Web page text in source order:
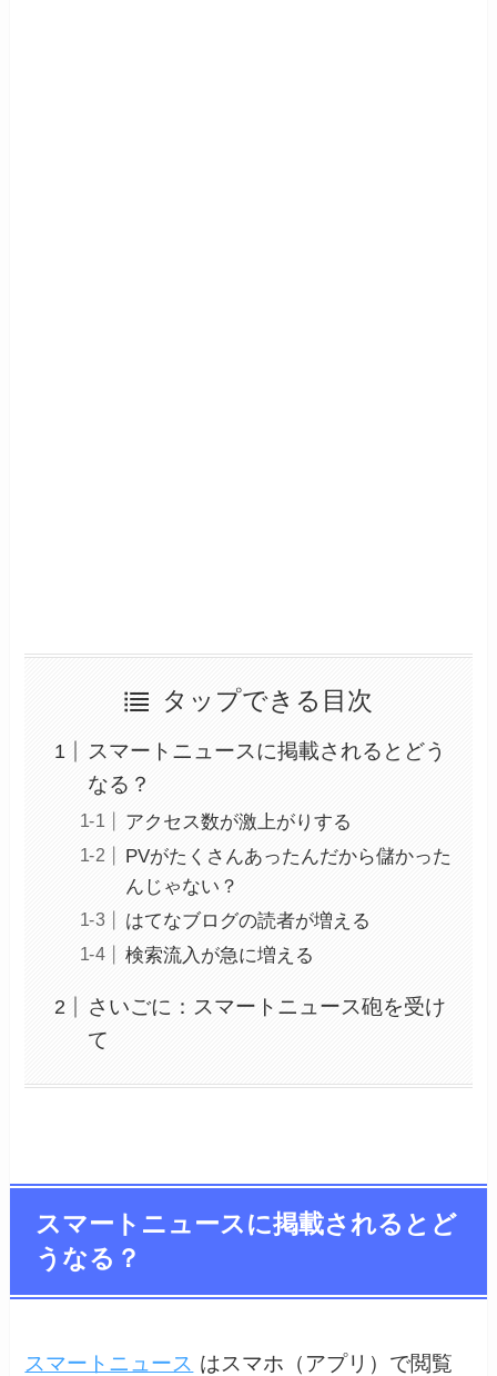
タップできる目次
スマートニュースに掲載されるとどう
なる？
アクセス数が激上がりする
PVがたくさんあったんだから儲かった
んじゃない？
はてなブログの読者が増える
検索流入が急に増える
さいごに：スマートニュース砲を受け
て
スマートニュースに掲載されるとど
うなる？
スマートニュース はスマホ（アプリ）で閲覧